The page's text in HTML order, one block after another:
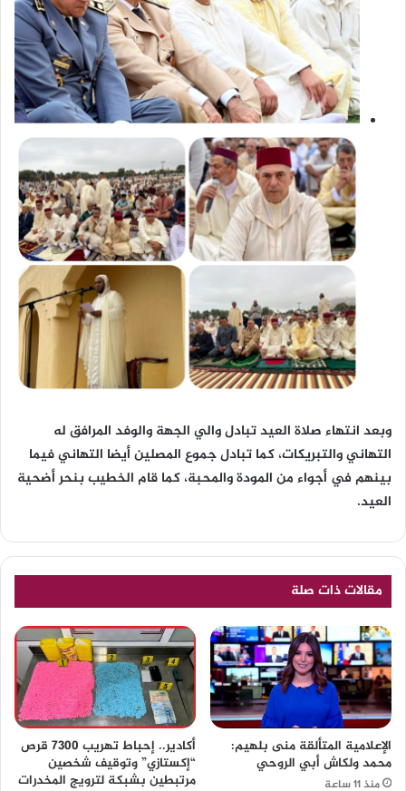
وبعد انتهاء صلاة العيد تبادل والي الجهة والوفد المرافق له
التهاني والتبريكات، كما تبادل جموع المصلين أيضا التهاني فيما
بينهم في أجواء من المودة والمحبة، كما قام الخطيب بنحر أضحية
العيد.
مقالات ذات صلة
الإعلامية المتألقة منى بلهيم:
محمد ولكاش أبي الروحي
منذ 11 ساعة
أكادير.. إحباط تهريب 7300 قرص
“إكستازي” وتوقيف شخصين
مرتبطين بشبكة لترويج المخدرات